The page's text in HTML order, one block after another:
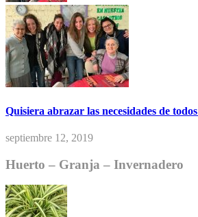
Quisiera abrazar las necesidades de
septiembre 12, 2019
Huerto – Granja – Invernadero